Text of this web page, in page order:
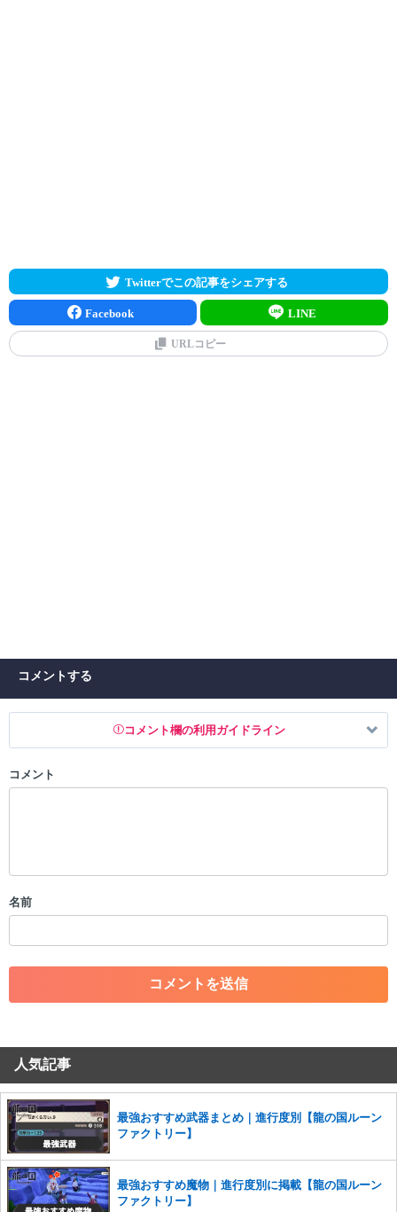
Twitterでこの記事をシェアする
Facebook LINE
URLコピー
コメントする
コメント欄の利用ガイドライン
以下の書き込みを禁止とし、場合によってはコメント削除や書き込み制
・一度削除された投稿を再び投稿すること
・アカウントの売買など金銭が絡む内容の投稿
・各ゲームのネタバレを含む内容の投稿
・その他、管理者が不適切と判断した投稿
コメントの削除を申請する
せていただきます。ご了承ください。
※一度削除したコメントは復元ができませんのでご注意くだ
さい。
また、過度な利用規約の違反や、弊社に損害の及ぶ内容の書き込みがあ
った場合は、法的措置をとらせていただく場合もございますので、あら
かじめご理解くださいませ。
コメント
名前
人気記事
最強おすすめ武器まとめ｜進行度別【龍の国ルーン
ファクトリー】
最強おすすめ魔物｜進行度別に掲載【龍の国ルーン
ファクトリー】